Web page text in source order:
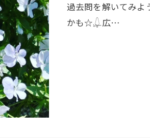
過去問を解いてみよ
かも☆𓆮広…